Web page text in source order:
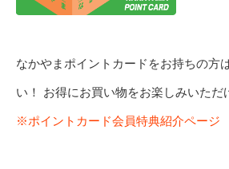
なかやまポイントカードをお持ちの方
い！ お得にお買い物をお楽しみいただ
※ポイントカード会員特典紹介ページ